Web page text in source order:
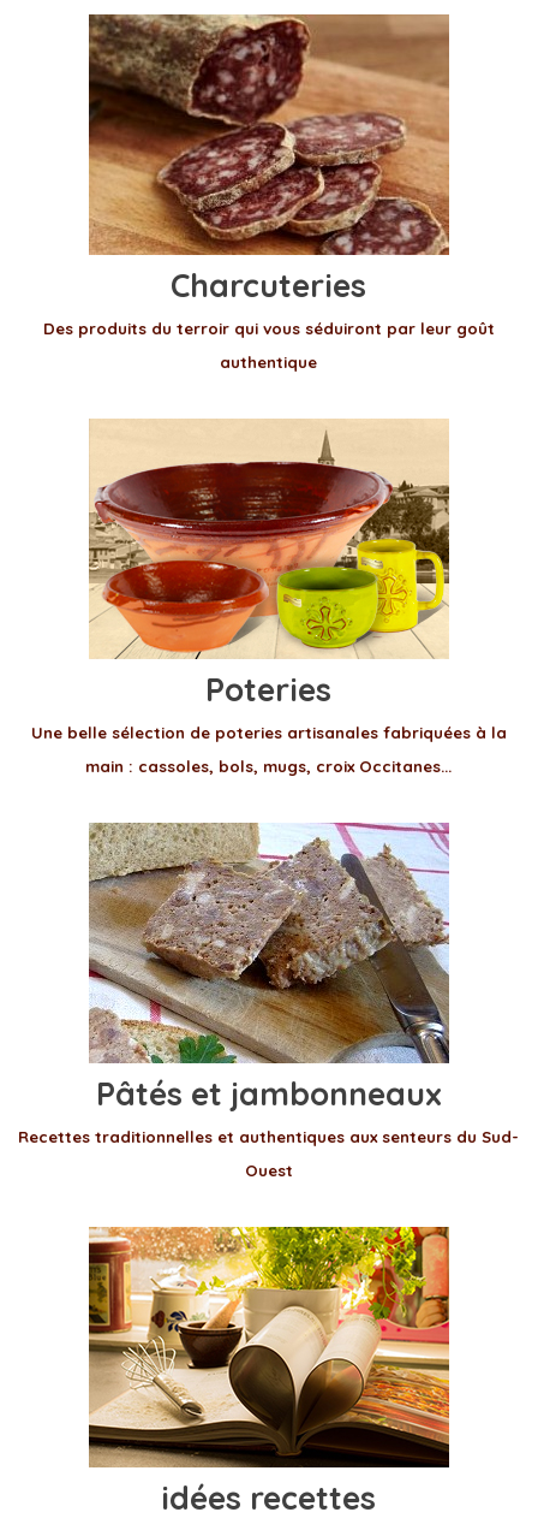
Charcuteries
Des produits du terroir qui vous séduiront par leur goût
authentique
Poteries
Une belle sélection de poteries artisanales fabriquées à la
main : cassoles, bols, mugs, croix Occitanes...
Pâtés et jambonneaux
Recettes traditionnelles et authentiques aux senteurs du Sud-
Ouest
idées recettes